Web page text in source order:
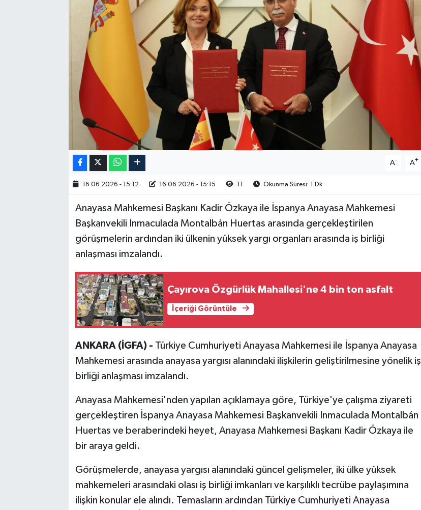
A- A+
16.06.2026 - 15:12 16.06.2026 - 15:15 Okunma Süresi: 1 Dk
Anayasa Mahkemesi Başkanı Kadir Özkaya ile İspanya Anayasa Mahkemesi
Başkanvekili Inmaculada Montalbán Huertas arasında gerçekleştirilen
görüşmelerin ardından iki ülkenin yüksek yargı organları arasında iş birliği
anlaşması imzalandı.
Çayırova Özgürlük Mahallesi'ne 4 bin ton asfalt
İçeriği Görüntüle
ANKARA (İGFA) - Türkiye Cumhuriyeti Anayasa Mahkemesi ile İspanya Anayasa
Mahkemesi arasında anayasa yargısı alanındaki ilişkilerin geliştirilmesine yönelik iş
birliği anlaşması imzalandı.
Anayasa Mahkemesi'nden yapılan açıklamaya göre, Türkiye'ye çalışma ziyareti
gerçekleştiren İspanya Anayasa Mahkemesi Başkanvekili Inmaculada Montalbán
Huertas ve beraberindeki heyet, Anayasa Mahkemesi Başkanı Kadir Özkaya ile
bir araya geldi.
Görüşmelerde, anayasa yargısı alanındaki güncel gelişmeler, iki ülke yüksek
mahkemeleri arasındaki olası iş birliği imkanları ve karşılıklı tecrübe paylaşımına
ilişkin konular ele alındı. Temasların ardından Türkiye Cumhuriyeti Anayasa